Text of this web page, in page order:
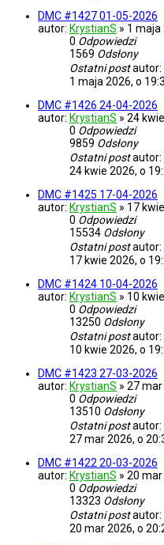
DMC #1427 01-05-2026
autor: KrystianS » 1 maja
0 Odpowiedzi
1569 Odsłony
Ostatni postautor:
1 maja 2026, o
DMC #1426 24-04-2026
autor: KrystianS » 24
0 Odpowiedzi
9859 Odsłony
Ostatni postautor:
24 kwie 2026, o
DMC #1425 17-04-2026
autor: KrystianS » 17
0 Odpowiedzi
15534 Odsłony
Ostatni postautor:
17 kwie 2026, o
DMC #1424 10-04-2026
autor: KrystianS » 10
0 Odpowiedzi
13250 Odsłony
Ostatni postautor:
10 kwie 2026, o
DMC #1423 27-03-2026
autor: KrystianS » 27
0 Odpowiedzi
13510 Odsłony
Ostatni postautor:
27 mar 2026, o
DMC #1422 20-03-2026
autor: KrystianS » 20
0 Odpowiedzi
13323 Odsłony
Ostatni postautor:
20 mar 2026, o